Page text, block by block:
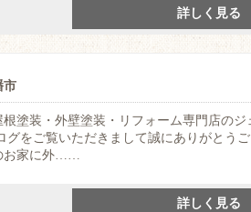
詳しく見る
市
塗装・外壁塗装・リフォーム専門店のジ
グをご覧いただきまして誠にありがとう
お家に外……
詳しく見る